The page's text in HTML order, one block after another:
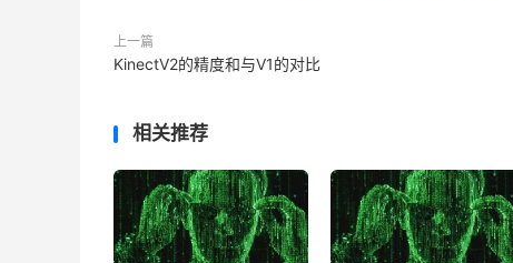
上一篇
KinectV2的精度和与V1的对比
相关推荐